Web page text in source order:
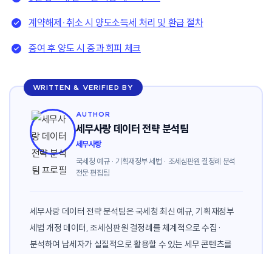
계약해제·취소 시 양도소득세 처리 및 환급 절차
증여 후 양도 시 중과 회피 체크
WRITTEN & VERIFIED BY
AUTHOR
세무사랑 데이터 전략 분석팀
세무사랑
국세청 예규 · 기획재정부 세법 · 조세심판원 결정례 분석
전문 편집팀
세무사랑 데이터 전략 분석팀은 국세청 최신 예규, 기획재정부
세법 개정 데이터, 조세심판원 결정례를 체계적으로 수집·
분석하여 납세자가 실질적으로 활용할 수 있는 세무 콘텐츠를